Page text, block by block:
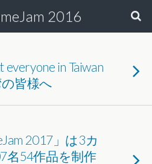
2016
everyone in Taiwan
の皆様へ
2017」は3カ
名54作品を制作